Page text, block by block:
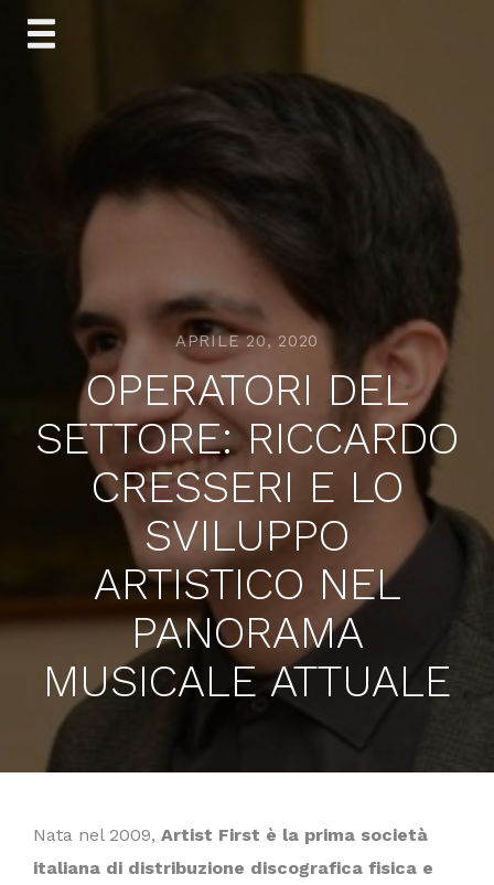
Skip
APRILE 20, 2020
OPERATORI DEL
SETTORE: RICCARDO
CRESSERI E LO
SVILUPPO
ARTISTICO NEL
PANORAMA
MUSICALE ATTUALE
Nata nel 2009, Artist First è la prima società
italiana di distribuzione discografica fisica e